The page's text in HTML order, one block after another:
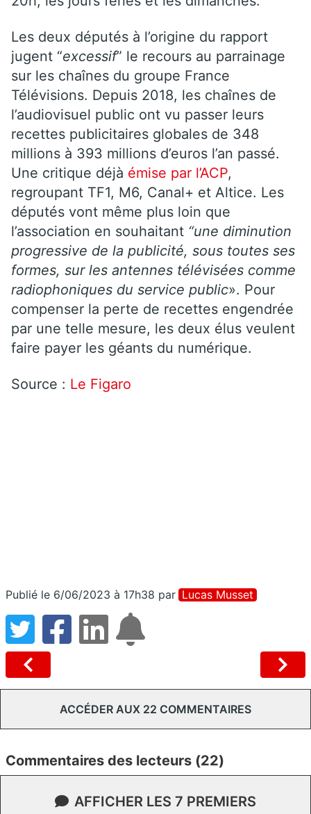
Les deux députés à l’origine du rapport
jugent “excessif” le recours au parrainage
sur les chaînes du groupe France
Télévisions. Depuis 2018, les chaînes de
l’audiovisuel public ont vu passer leurs
recettes publicitaires globales de 348
millions à 393 millions d’euros l’an passé.
Une critique déjà émise par l’ACP,
regroupant TF1, M6, Canal+ et Altice. Les
députés vont même plus loin que
l’association en souhaitant “une diminution
progressive de la publicité, sous toutes ses
formes, sur les antennes télévisées comme
radiophoniques du service public». Pour
compenser la perte de recettes engendrée
par une telle mesure, les deux élus veulent
faire payer les géants du numérique.
Source : Le Figaro
Publié le 6/06/2023 à 17h38 par Lucas Musset
ACCÉDER AUX 22 COMMENTAIRES
Commentaires des lecteurs (22)
AFFICHER LES 7 PREMIERS